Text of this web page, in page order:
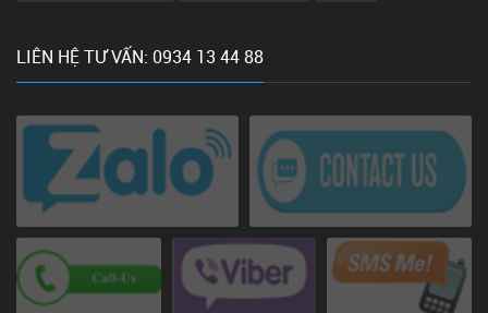
LIÊN HỆ TƯ VẤN: 0934 13 44 88